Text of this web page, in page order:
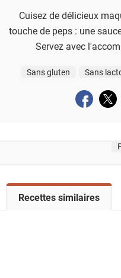
Cuisez de délicieux
touche de peps : une
Servez avec
Sans gluten Sans
Partager
o
Recettes similaires